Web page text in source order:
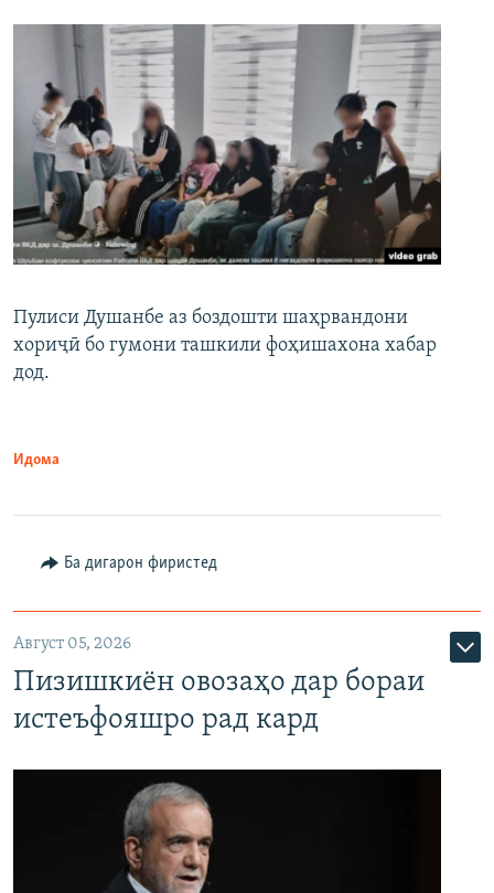
Пулиси Душанбе аз боздошти шаҳрвандони
хориҷӣ бо гумони ташкили фоҳишахона хабар
дод.
Идома
Ба дигарон фиристед
Август 05, 2026
Пизишкиён овозаҳо дар бораи
истеъфояшро рад кард